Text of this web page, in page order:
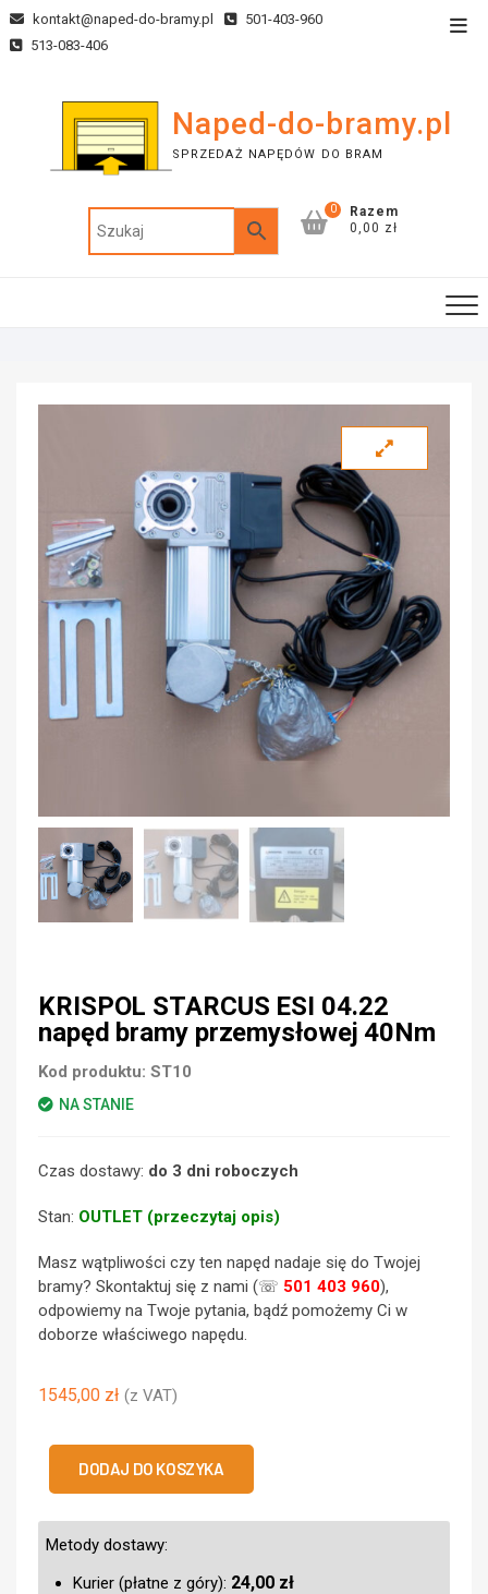
kontakt@naped-do-bramy.pl
501-403-960
513-083-406
Naped-do-bramy.pl
SPRZEDAŻ NAPĘDÓW DO BRAM
0
Razem
0,00 zł
KRISPOL STARCUS ESI 04.22
napęd bramy przemysłowej 40Nm
Kod produktu: ST10
NA STANIE
Czas dostawy: do 3 dni roboczych
Stan: OUTLET (przeczytaj opis)
Masz wątpliwości czy ten napęd nadaje się do Twojej
bramy? Skontaktuj się z nami (☏ 501 403 960),
odpowiemy na Twoje pytania, bądź pomożemy Ci w
doborze właściwego napędu.
1545,00 zł (z VAT)
DODAJ DO KOSZYKA
Metody dostawy:
Kurier (płatne z góry): 24,00 zł